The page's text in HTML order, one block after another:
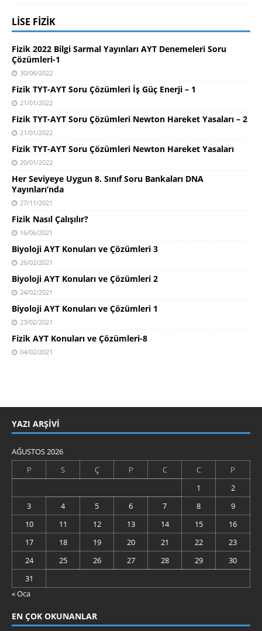
LISE FIZIK
Fizik 2022 Bilgi Sarmal Yayınları AYT Denemeleri Soru
Çözümleri-1
30/06/2022
Fizik TYT-AYT Soru Çözümleri İş Güç Enerji – 1
21/01/2022
Fizik TYT-AYT Soru Çözümleri Newton Hareket Yasaları – 2
21/01/2022
Fizik TYT-AYT Soru Çözümleri Newton Hareket Yasaları
20/01/2022
Her Seviyeye Uygun 8. Sınıf Soru Bankaları DNA
Yayınları’nda
27/11/2021
Fizik Nasıl Çalışılır?
16/06/2021
Biyoloji AYT Konuları ve Çözümleri 3
26/02/2021
Biyoloji AYT Konuları ve Çözümleri 2
24/02/2021
Biyoloji AYT Konuları ve Çözümleri 1
23/02/2021
Fizik AYT Konuları ve Çözümleri-8
04/02/2021
YAZI ARŞIVI
AĞUSTOS 2026
P
S Ç P C C
P
1
2
3
4 5 6 7 8
9
10
11 12 13 14 15
16
17
18 19 20 21 22
23
24
25 26 27 28 29
30
31
« Oca
EN ÇOK OKUNANLAR